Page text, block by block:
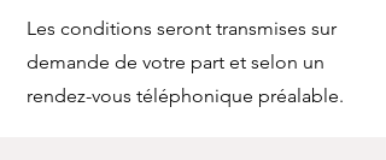
Les conditions seront transmises sur
demande de votre part et selon un
rendez-vous téléphonique préalable.